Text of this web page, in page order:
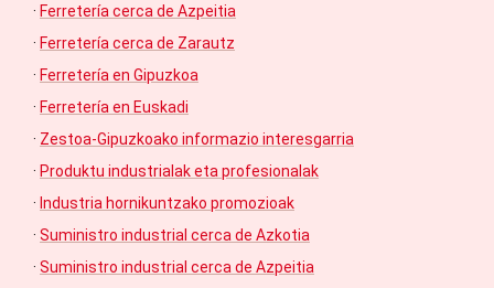
· Ferretería cerca de Azpeitia
· Ferretería cerca de Zarautz
· Ferretería en Gipuzkoa
· Ferretería en Euskadi
· Zestoa-Gipuzkoako informazio interesgarria
· Produktu industrialak eta profesionalak
· Industria hornikuntzako promozioak
· Suministro industrial cerca de Azkotia
· Suministro industrial cerca de Azpeitia